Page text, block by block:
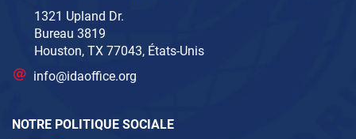
1321 Upland Dr.
Bureau 3819
Houston, TX 77043, États-Unis
info@idaoffice.org
NOTRE POLITIQUE SOCIALE